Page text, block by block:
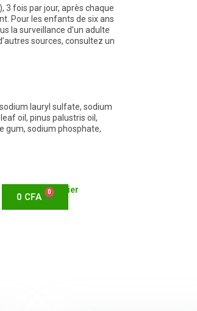
3 fois par jour, après chaque
Pour les enfants de six ans
la surveillance d’un adulte
sources, consultez un
lauryl sulfate, sodium
oil, pinus palustris oil,
gum, sodium phosphate,
Panier
0 CFA 0